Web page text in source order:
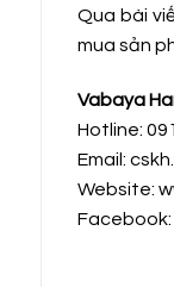
Qua bài
mua sản
Vabaya
Hotline:
Email:
Website:
Facebook: